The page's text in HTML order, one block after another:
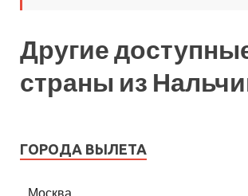
Другие
страны из
ГОРОДА ВЫЛЕТА
Москва